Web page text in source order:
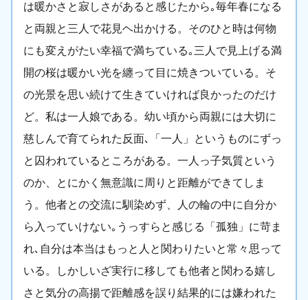
は暖かさと寂しさがあると感じたから｡毎年春になる
と両親と三人で花見ヘ出かける。そのひと時は何物
にも変えがたい幸福で満ちている｡三人で見上げる満
開の桜は暖かい光を纏って目に焼きついている。そ
の光景を思い続けて生きていければ良かったのだけ
ど。私は一人娘である。幼い頃から両親には大切に
慈しんで育てられた反面､「一人」というものにずっ
と囚われているところがある。一人っ子気質という
のか、とにかく無意識に周りと距離ができてしま
う。他者との交流に馴染めず、人の輪の中に自分か
ら入っていけない｡うっすらと感じる「孤独」に苛ま
れ､自分は本当はもっと人と関わりたいと常々思って
いる。しかしいざ実行に移しても他者と関わる嬉し
さと気分の高揚で距離感を誤り結果的には嫌われた